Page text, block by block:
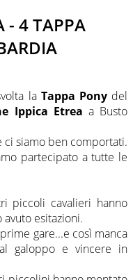
- 4 TAPPA
la Tappa Ponydel
Ippica Etrea a Busto
ci siamo ben comportati.
partecipato a tutte le
piccoli cavalieri hanno
esitazioni.
gare...e così manca
galoppo e vincere in